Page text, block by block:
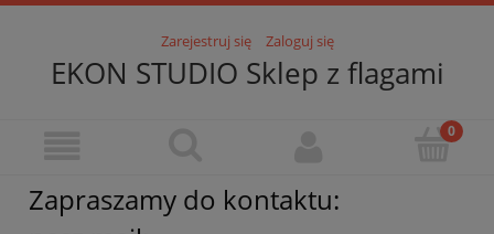
Zarejestruj się Zaloguj się
EKON STUDIO Sklep z flagami
Zapraszamy do kontaktu: